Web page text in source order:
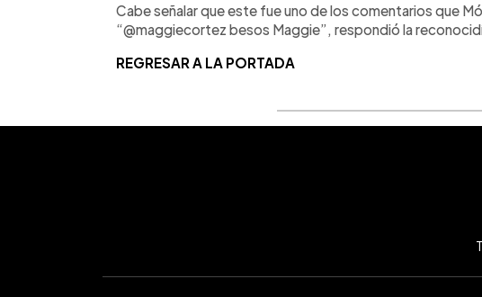
Cabe señalar que este fue uno de los comentarios que
“@maggiecortez besos Maggie”, respondió la
REGRESAR A LA PORTADA